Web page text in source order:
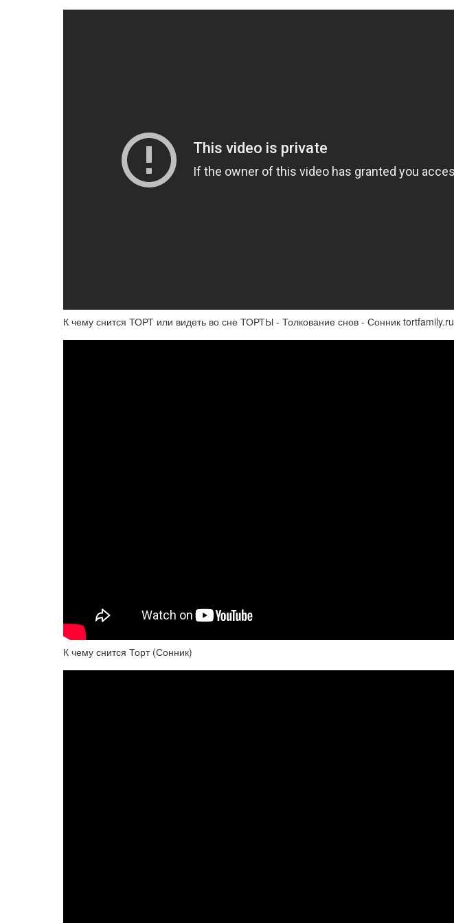
К чему снится ТОРТ или видеть во сне ТОРТЫ - Толкование снов - Сонник tortfamily.ru
К чему снится Торт (Сонник)